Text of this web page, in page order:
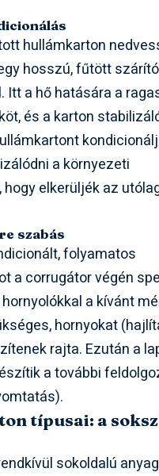
hullámkarton
hosszú, fűtött
Itt a hő hatására a
és a karton
a környezeti
elkerüljék az
szabás
folyamatos
a corrugátor végén
a kívánt
hornyokat
rajta. Ezután a
a további
típusai: a
sokoldalú